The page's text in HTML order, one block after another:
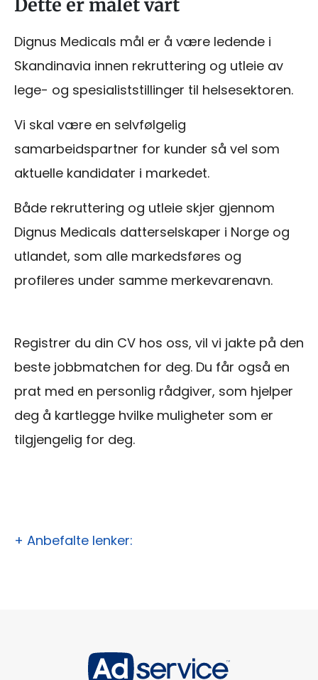
Dette er målet vårt
Dignus Medicals mål er å være ledende i
Skandinavia innen rekruttering og utleie av
lege- og spesialiststillinger til helsesektoren.
Vi skal være en selvfølgelig
samarbeidspartner for kunder så vel som
aktuelle kandidater i markedet.
Både rekruttering og utleie skjer gjennom
Dignus Medicals datterselskaper i Norge og
utlandet, som alle markedsføres og
profileres under samme merkevarenavn.
Registrer du din CV hos oss, vil vi jakte på den
beste jobbmatchen for deg. Du får også en
prat med en personlig rådgiver, som hjelper
deg å kartlegge hvilke muligheter som er
tilgjengelig for deg.
+ Anbefalte lenker: